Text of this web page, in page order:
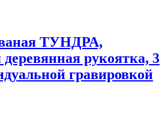
ТУНДРА,
рукоятка, 3
гравировкой